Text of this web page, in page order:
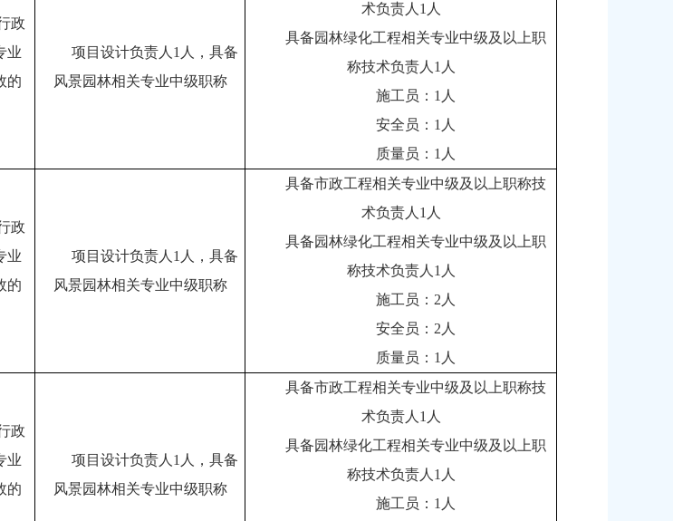
政
业
的
项目设计负责人1人，具备
风景园林相关专业中级职称
术负责人1人
具备园林绿化工程相关专业中级及以上职
称技术负责人1人
施工员：1人
安全员：1人
质量员：1人
政
业
的
项目设计负责人1人，具备
风景园林相关专业中级职称
具备市政工程相关专业中级及以上职称技
术负责人1人
具备园林绿化工程相关专业中级及以上职
称技术负责人1人
施工员：2人
安全员：2人
质量员：1人
政
业
的
项目设计负责人1人，具备
风景园林相关专业中级职称
具备市政工程相关专业中级及以上职称技
术负责人1人
具备园林绿化工程相关专业中级及以上职
称技术负责人1人
施工员：1人